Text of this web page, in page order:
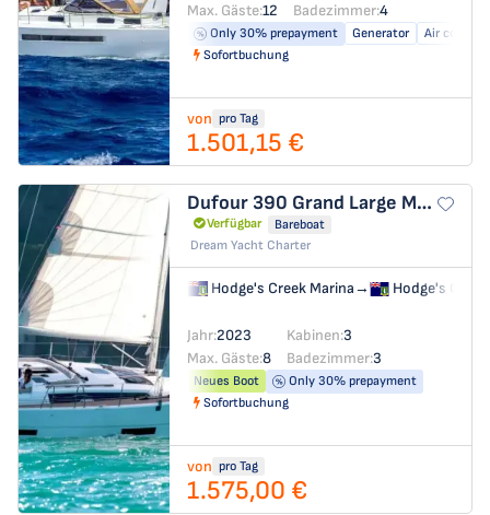
Max. Gäste:12 Badezimmer:4
Only 30% prepayment Generator
Air
Sofortbuchung
von pro Tag
1.501,15 €
Dufour 390 Grand Large MATMAX
Verfügbar
Bareboat
Dream Yacht Charter
Hodge's Creek Marina→ Hodge's
Jahr:2023 Kabinen:3
Max. Gäste:8 Badezimmer:3
Neues Boot
Only 30% prepayment
Sofortbuchung
von pro Tag
1.575,00 €